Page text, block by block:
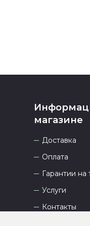
магазине
Доставка
Оплата
Гарантии на
Услуги
Контакты